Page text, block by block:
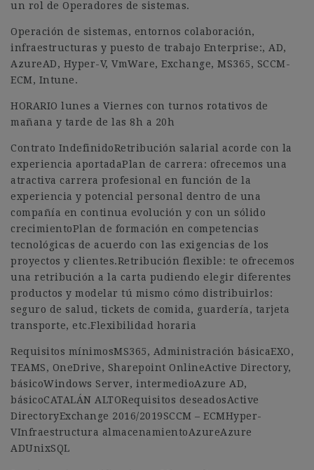
un rol de Operadores de sistemas.
Operación de sistemas, entornos colaboración,
infraestructuras y puesto de trabajo Enterprise:, AD,
AzureAD, Hyper-V, VmWare, Exchange, MS365, SCCM-
ECM, Intune.
HORARIO lunes a Viernes con turnos rotativos de
mañana y tarde de las 8h a 20h
Contrato IndefinidoRetribución salarial acorde con la
experiencia aportadaPlan de carrera: ofrecemos una
atractiva carrera profesional en función de la
experiencia y potencial personal dentro de una
compañía en continua evolución y con un sólido
crecimientoPlan de formación en competencias
tecnológicas de acuerdo con las exigencias de los
proyectos y clientes.Retribución flexible: te ofrecemos
una retribución a la carta pudiendo elegir diferentes
productos y modelar tú mismo cómo distribuirlos:
seguro de salud, tickets de comida, guardería, tarjeta
transporte, etc.Flexibilidad horaria
Requisitos mínimosMS365, Administración básicaEXO,
TEAMS, OneDrive, Sharepoint OnlineActive Directory,
básicoWindows Server, intermedioAzure AD,
básicoCATALÁN ALTORequisitos deseadosActive
DirectoryExchange 2016/2019SCCM – ECMHyper-
VInfraestructura almacenamientoAzureAzure
ADUnixSQL